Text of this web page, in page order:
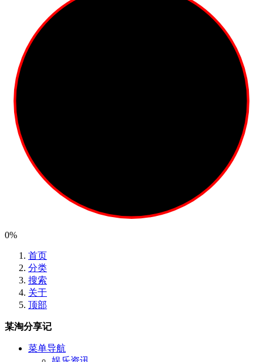
0%
首页
分类
搜索
关于
顶部
某淘分享记
菜单导航